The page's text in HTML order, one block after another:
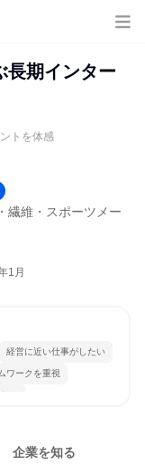
長期インター
トを体感
繊維・スポーツメー
1月
経営に近い仕事がしたい
ワークを重視
る
企業を知る